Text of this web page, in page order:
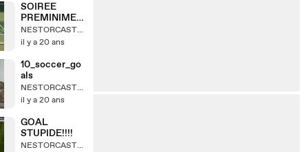
SOIREE
PREMINIMES
DU 9 JUIN
2006
NESTORCASTOR
il y a 20 ans
10_soccer_go
als
NESTORCASTOR
il y a 20 ans
GOAL
STUPIDE!!!!
NESTORCASTOR